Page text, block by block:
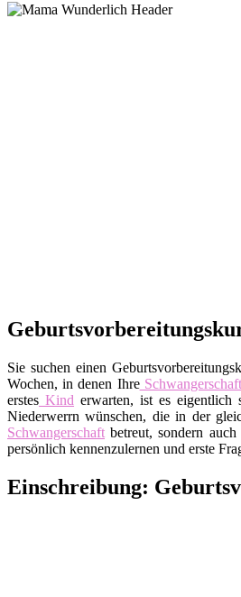
Sie suchen einen
Wochen, in denen IhreSchwangerschaft
erstes Kind erwarten, ist es eigentlich
Niederwerrn wünschen, die in der
Schwangerschaft betreut, sondern
persönlich kennenzulernen und erste
Einschreibung: